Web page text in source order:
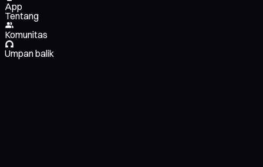
App
Tentang
Komunitas
Umpan balik